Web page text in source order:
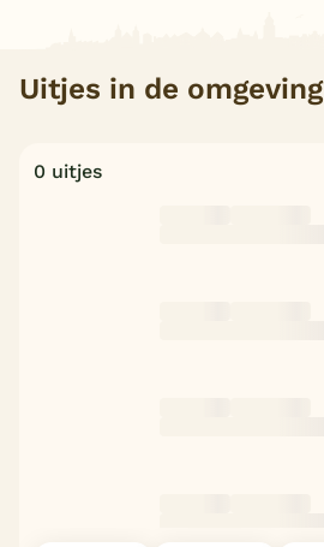
Uitjes in de omgeving
0 uitjes